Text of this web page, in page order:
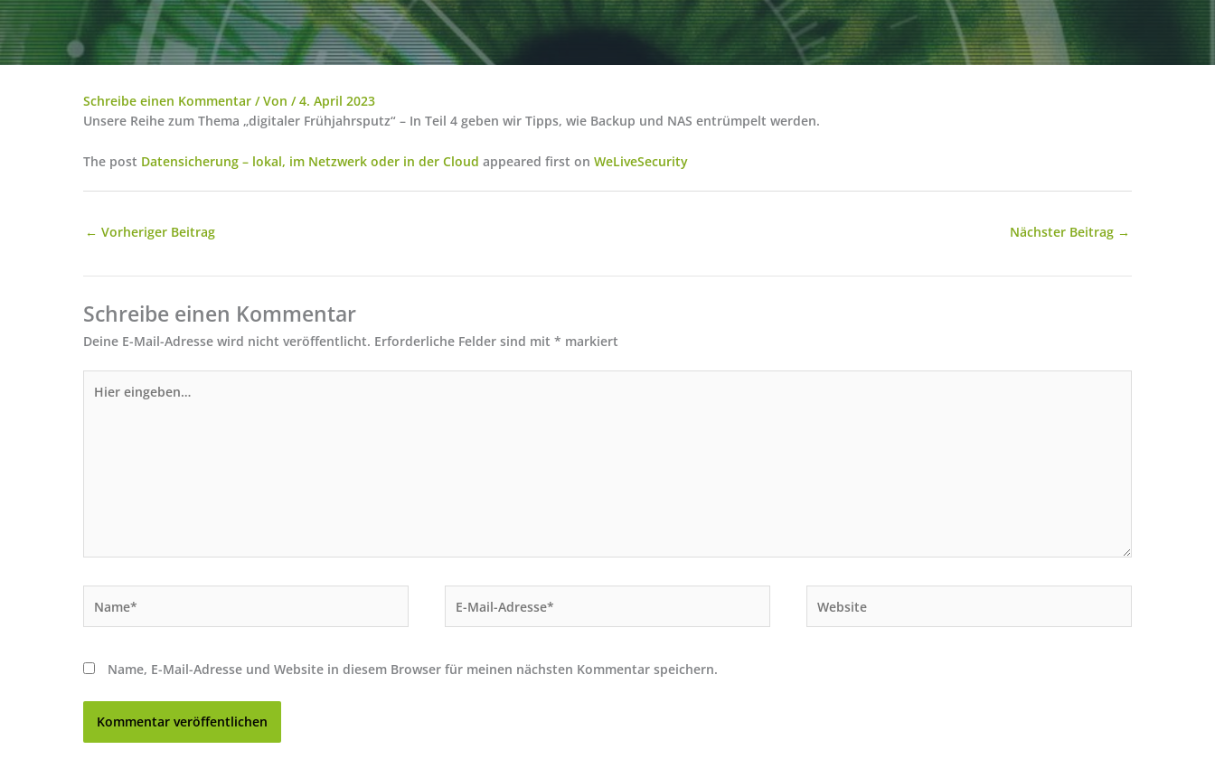
Schreibe einen Kommentar / Von /4. April 2023
Unsere Reihe zum Thema „digitaler Frühjahrsputz“ – In Teil 4 geben wir Tipps, wie Backup und NAS entrümpelt werden.
The post Datensicherung – lokal, im Netzwerk oder in der Cloud appeared first on WeLiveSecurity
← Vorheriger Beitrag Nächster Beitrag →
Schreibe einen Kommentar
Deine E-Mail-Adresse wird nicht veröffentlicht. Erforderliche Felder sind mit * markiert
eingeben…
Mail-
Name, E-Mail-Adresse und Website in diesem Browser für meinen nächsten Kommentar speichern.